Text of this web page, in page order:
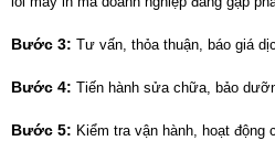
Bước 3: Tư vấn, thỏa thuận, báo giá
Bước 4: Tiến hành sửa chữa, bảo
Bước 5: Kiểm tra vận hành, hoạt động